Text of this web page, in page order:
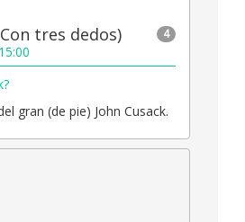
4
tres dedos)
gran (de pie) John Cusack.